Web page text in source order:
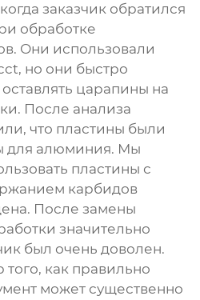
заказчик обратился
обработке
Они использовали
но они быстро
царапины на
После анализа
что пластины были
для алюминия. Мы
пластины с
карбидов
После замены
значительно
был очень доволен.
как правильно
может существенно